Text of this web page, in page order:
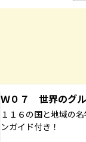
Ｗ０７ 世界のグ
１１６の国と地域の
ンガイド付き！